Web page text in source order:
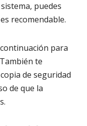
puedes
recomendable.
para
te
de seguridad
de que la